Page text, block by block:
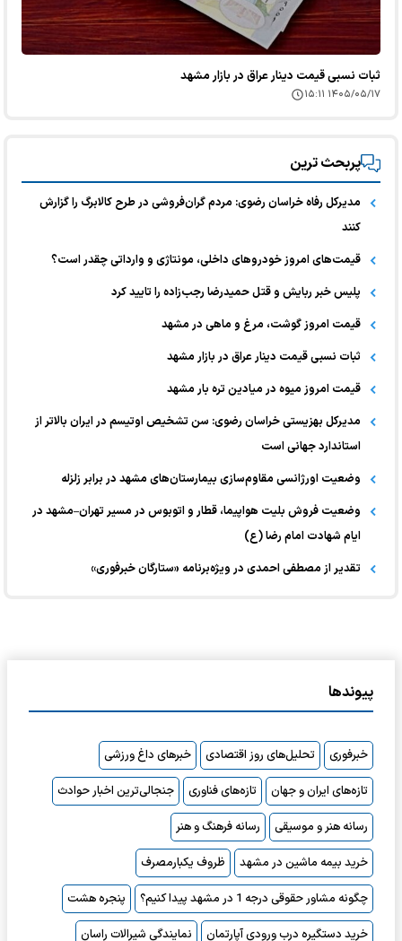
ثبات نسبی قیمت دینار عراق در بازار مشهد
۱۴۰۵/۰۵/۱۷ ۱۵:۱۱
پربحث ترین
مدیرکل رفاه خراسان رضوی: مردم گران‌فروشی در طرح کالابرگ را گزارش
کنند
قیمت‌های امروز خودرو‌های داخلی، مونتاژی و وارداتی چقدر است؟
پلیس خبر ربایش و قتل حمیدرضا رجب‌زاده را تایید کرد
قیمت امروز گوشت، مرغ و ماهی در مشهد
ثبات نسبی قیمت دینار عراق در بازار مشهد
قیمت امروز میوه در میادین تره بار مشهد
مدیرکل بهزیستی خراسان رضوی: سن تشخیص اوتیسم در ایران بالاتر از
استاندارد جهانی است
وضعیت اورژانسی مقاوم‌سازی بیمارستان‌های مشهد در برابر زلزله
وضعیت فروش بلیت هواپیما، قطار و اتوبوس در مسیر تهران–مشهد در
ایام شهادت امام رضا (ع)
تقدیر از مصطفی احمدی در ویژه‌برنامه «ستارگان خبرفوری»
پیوندها
خبرفوری تحلیل‌های روز اقتصادی
خبرهای داغ ورزشی
تازه‌های ایران و جهان
تازه‌های فناوری
جنجالی‌ترین اخبار حوادث
رسانه هنر و موسیقی
رسانه فرهنگ و هنر
خرید بیمه ماشین در مشهد
ظروف یکبارمصرف
چگونه مشاور حقوقی درجه 1 در مشهد پیدا کنیم؟
پنجره هشت
خرید دستگیره درب ورودی آپارتمان
نمایندگی شیرالات راسان